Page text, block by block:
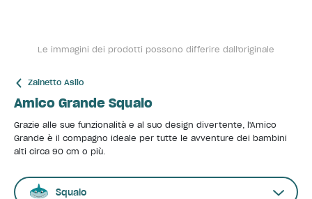
Le immagini dei prodotti possono differire dall'originale
Zainetto Asilo
Amico Grande Squalo
Grazie alle sue funzionalità e al suo design divertente, l'Amico
Grande è il compagno ideale per tutte le avventure dei bambini
alti circa 90 cm o più.
Squalo